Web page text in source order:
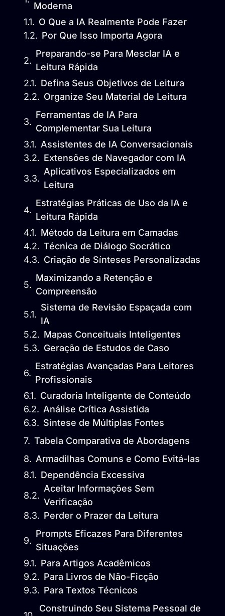
Moderna
O Que a IA Realmente Pode Fazer
Por Que Isso Importa Agora
Preparando-se Para Mesclar IA e
Leitura Rápida
Defina Seus Objetivos de Leitura
Organize Seu Material de Leitura
Ferramentas de IA Para
Complementar Sua Leitura
Assistentes de IA Conversacionais
Extensões de Navegador com IA
Aplicativos Especializados em
Leitura
Estratégias Práticas de Uso da IA e
Leitura Rápida
Método da Leitura em Camadas
Técnica de Diálogo Socrático
Criação de Sínteses Personalizadas
Maximizando a Retenção e
Compreensão
Sistema de Revisão Espaçada com
IA
Mapas Conceituais Inteligentes
Geração de Estudos de Caso
Estratégias Avançadas Para Leitores
Profissionais
Curadoria Inteligente de Conteúdo
Análise Crítica Assistida
Síntese de Múltiplas Fontes
Tabela Comparativa de Abordagens
Armadilhas Comuns e Como Evitá-las
Dependência Excessiva
Aceitar Informações Sem
Verificação
Perder o Prazer da Leitura
Prompts Eficazes Para Diferentes
Situações
Para Artigos Acadêmicos
Para Livros de Não-Ficção
Para Textos Técnicos
Construindo Seu Sistema Pessoal de